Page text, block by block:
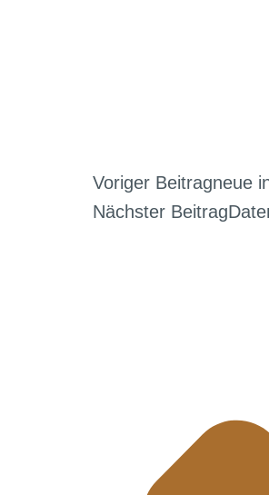
Voriger Beitragneue
Nächster Beitrag